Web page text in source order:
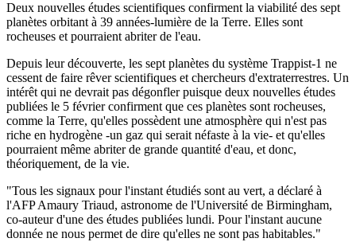
Deux nouvelles études scientifiques confirment la viabilité des sept
planètes orbitant à 39 années-lumière de la Terre. Elles sont
rocheuses et pourraient abriter de l'eau.
Depuis leur découverte, les sept planètes du système Trappist-1 ne
cessent de faire rêver scientifiques et chercheurs d'extraterrestres. Un
intérêt qui ne devrait pas dégonfler puisque deux nouvelles études
publiées le 5 février confirment que ces planètes sont rocheuses,
comme la Terre, qu'elles possèdent une atmosphère qui n'est pas
riche en hydrogène -un gaz qui serait néfaste à la vie- et qu'elles
pourraient même abriter de grande quantité d'eau, et donc,
théoriquement, de la vie.
"Tous les signaux pour l'instant étudiés sont au vert, a déclaré à
l'AFP Amaury Triaud, astronome de l'Université de Birmingham,
co-auteur d'une des études publiées lundi. Pour l'instant aucune
donnée ne nous permet de dire qu'elles ne sont pas habitables."